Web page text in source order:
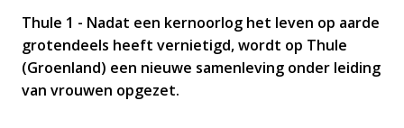
Thule 1 - Nadat een kernoorlog het leven op aarde
grotendeels heeft vernietigd, wordt op Thule
(Groenland) een nieuwe samenleving onder leiding
van vrouwen opgezet.